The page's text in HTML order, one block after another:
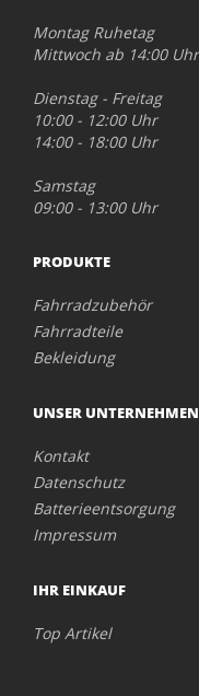
Montag Ruhetag
Mittwoch ab 14:00
Dienstag - Freitag
10:00 - 12:00 Uhr
14:00 - 18:00 Uhr
Samstag
09:00 - 13:00 Uhr
PRODUKTE
Fahrradzubehör
Fahrradteile
Bekleidung
UNSER UNTERNEHMEN
Kontakt
Datenschutz
Batterieentsorgung
Impressum
IHR EINKAUF
Top Artikel